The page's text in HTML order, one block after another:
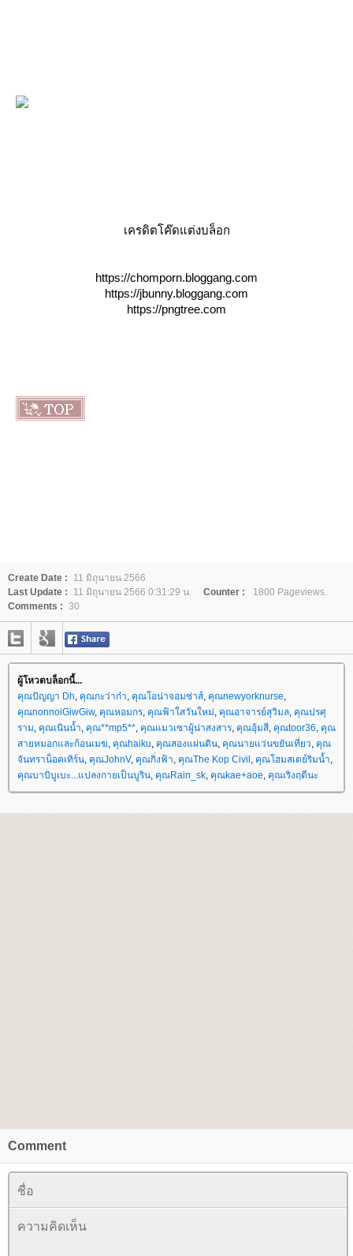
เครดิตโค๊ดแต่งบล็อก
https://chomporn.bloggang.com
https://jbunny.bloggang.com
https://pngtree.com
Create Date :
11 มิถุนายน 2566
Last Update :
11 มิถุนายน 2566 0:31:29 น. Counter :
1800 Pageviews.
Comments : 30
ผู้โหวตบล็อกนี้...
คุณปัญญา Dh, คุณกะว่าก๋า, คุณโอน่าจอมซ่าส์, คุณnewyorknurse,
คุณnonnoiGiwGiw, คุณหอมกร, คุณฟ้าใสวันใหม่, คุณอาจารย์สุวิมล, คุณปรศุ
ราม, คุณเนินน้ำ, คุณ**mp5**, คุณแมวเซาผู้น่าสงสาร, คุณอุ้มสี, คุณtoor36, คุณ
สายหมอกและก้อนเมฆ, คุณhaiku, คุณสองแผ่นดิน, คุณนายแว่นขยันเที่ยว, คุณ
จันทราน็อคเทิร์น, คุณJohnV, คุณกิ่งฟ้า, คุณThe Kop Civil , คุณโฮมสเตย์ริมน้ำ,
คุณบาบิบูเบะ...แปลงกายเป็นบูริน, คุณRain_sk, คุณkae+aoe, คุณเริงฤดีนะ
Comment